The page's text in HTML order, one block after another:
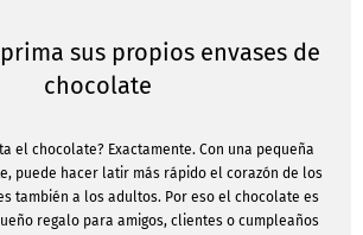
sus propios envases de
chocolate
el chocolate? Exactamente. Con una pequeña
puede hacer latir más rápido el corazón de los
también a los adultos. Por eso el chocolate es
regalo para amigos, clientes o cumpleaños